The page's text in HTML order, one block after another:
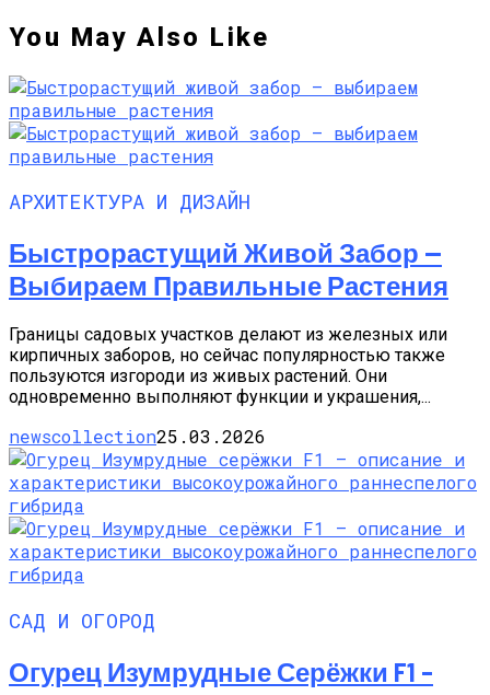
You May Also Like
АРХИТЕКТУРА И ДИЗАЙН
Быстрорастущий Живой Забор —
Выбираем Правильные Растения
Границы садовых участков делают из железных или
кирпичных заборов, но сейчас популярностью также
пользуются изгороди из живых растений. Они
одновременно выполняют функции и украшения,...
newscollection25.03.2026
САД И ОГОРОД
Огурец Изумрудные Серёжки F1 –